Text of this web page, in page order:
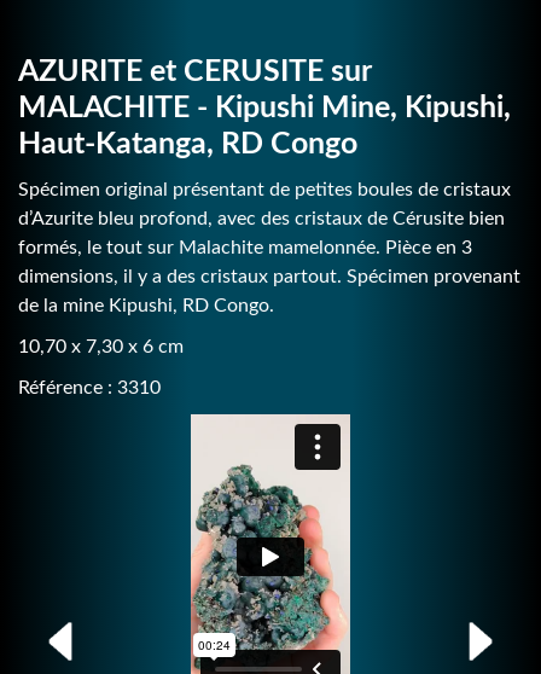
AZURITE et CERUSITE sur
MALACHITE - Kipushi Mine, Kipushi,
Haut-Katanga, RD Congo
Spécimen original présentant de petites boules de cristaux
d’Azurite bleu profond, avec des cristaux de Cérusite bien
formés, le tout sur Malachite mamelonnée. Pièce en 3
dimensions, il y a des cristaux partout. Spécimen provenant
de la mine Kipushi, RD Congo.
10,70 x 7,30 x 6 cm
Référence : 3310